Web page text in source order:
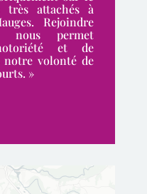
très attachés à
Rejoindre
nous permet
et de
volonté de
»